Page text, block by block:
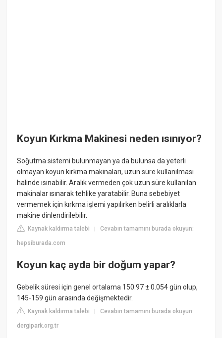
Koyun Kırkma Makinesi neden ısınıyor?
Soğutma sistemi bulunmayan ya da bulunsa da yeterli
olmayan koyun kırkma makinaları, uzun süre kullanılması
halinde ısınabilir. Aralık vermeden çok uzun süre kullanılan
makinalar ısınarak tehlike yaratabilir. Buna sebebiyet
vermemek için kırkma işlemi yapılırken belirli aralıklarla
makine dinlendirilebilir.
Kaynak kaldırma talebi |Cevabın tamamını burada okuyun:
hepsiburada.com
Koyun kaç ayda bir doğum yapar?
Gebelik süresi için genel ortalama 150.97 ± 0.054 gün olup,
145-159 gün arasında değişmektedir.
Kaynak kaldırma talebi |Cevabın tamamını burada okuyun:
dergipark.org.tr